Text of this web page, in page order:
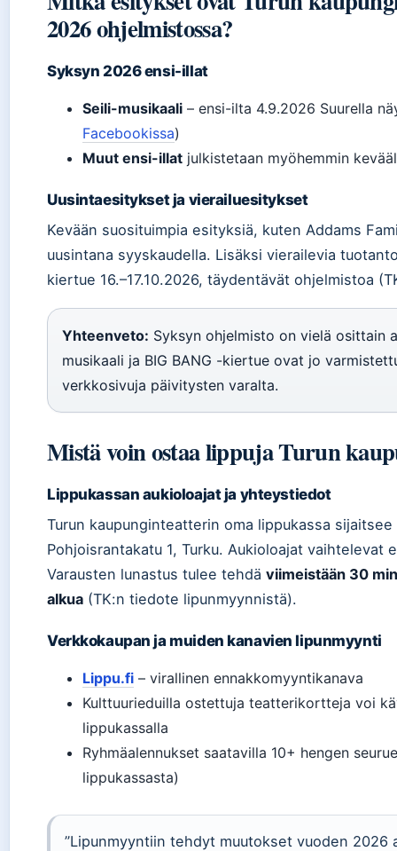
2026 ohjelmistossa?
Syksyn 2026 ensi-illat
Seili-musikaali – ensi-ilta 4.9.2026 Suurella
Facebookissa)
Muut ensi-illat julkistetaan myöhemmin
Uusintaesitykset ja vierailuesitykset
Kevään suosituimpia esityksiä, kuten Addams
uusintana syyskaudella. Lisäksi vierailevia
kiertue 16.–17.10.2026, täydentävät ohjelmistoa
Yhteenveto: Syksyn ohjelmisto on vielä osittain
musikaali ja BIG BANG -kiertue ovat jo
verkkosivuja päivitysten varalta.
Mistä voin ostaa lippuja Turun
Lippukassan aukioloajat ja yhteystiedot
Turun kaupunginteatterin oma lippukassa
Pohjoisrantakatu 1, Turku. Aukioloajat vaihtelevat
Varausten lunastus tulee tehdä viimeistään 30
alkua (TK:n tiedote lipunmyynnistä).
Verkkokaupan ja muiden kanavien lipunmyynti
Lippu.fi – virallinen ennakkomyyntikanava
Kulttuurieduilla ostettuja teatterikortteja voi
lippukassalla
Ryhmäalennukset saatavilla 10+ hengen
lippukassasta)
”Lipunmyyntiin tehdyt muutokset vuoden 2026